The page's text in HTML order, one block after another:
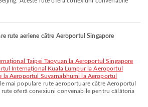
rute aeriene către Aeroportul Singapore
Internațional Kuala Lumpur la Aeroportul
la Aeroportul Suvarnabhumi la Aeroportul
mai populare rute aeroportuare către Aeroportul
rute oferă conexiuni convenabile pentru călătoria